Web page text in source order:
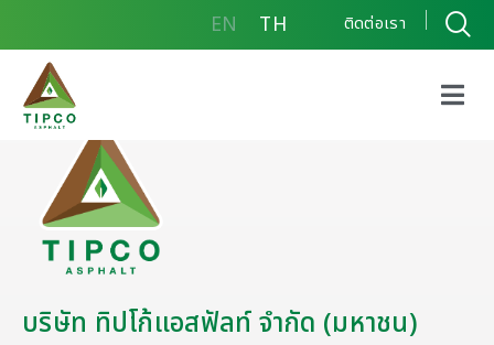
EN TH ติดต่อเรา
บริษัท ทิปโก้แอสฟัลท์ จำกัด (มหาชน)